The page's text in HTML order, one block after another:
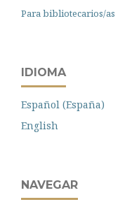
Para bibliotecarios/as
IDIOMA
Español (España)
English
NAVEGAR